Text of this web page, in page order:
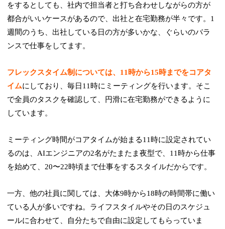
をするとしても、社内で担当者と打ち合わせしながらの方が
都合がいいケースがあるので、出社と在宅勤務が半々です。1
週間のうち、出社している日の方が多いかな、ぐらいのバラ
ンスで仕事をしてます。
フレックスタイム制については、11時から15時までをコアタ
イムにしており、毎日11時にミーティングを行います。そこ
で全員のタスクを確認して、円滑に在宅勤務ができるように
しています。
ミーティング時間がコアタイムが始まる11時に設定されてい
るのは、AIエンジニアの2名がたまたま夜型で、11時から仕事
を始めて、20〜22時頃まで仕事をするスタイルだからです。
一方、他の社員に関しては、大体9時から18時の時間帯に働い
ている人が多いですね。ライフスタイルやその日のスケジュ
ールに合わせて、自分たちで自由に設定してもらっていま